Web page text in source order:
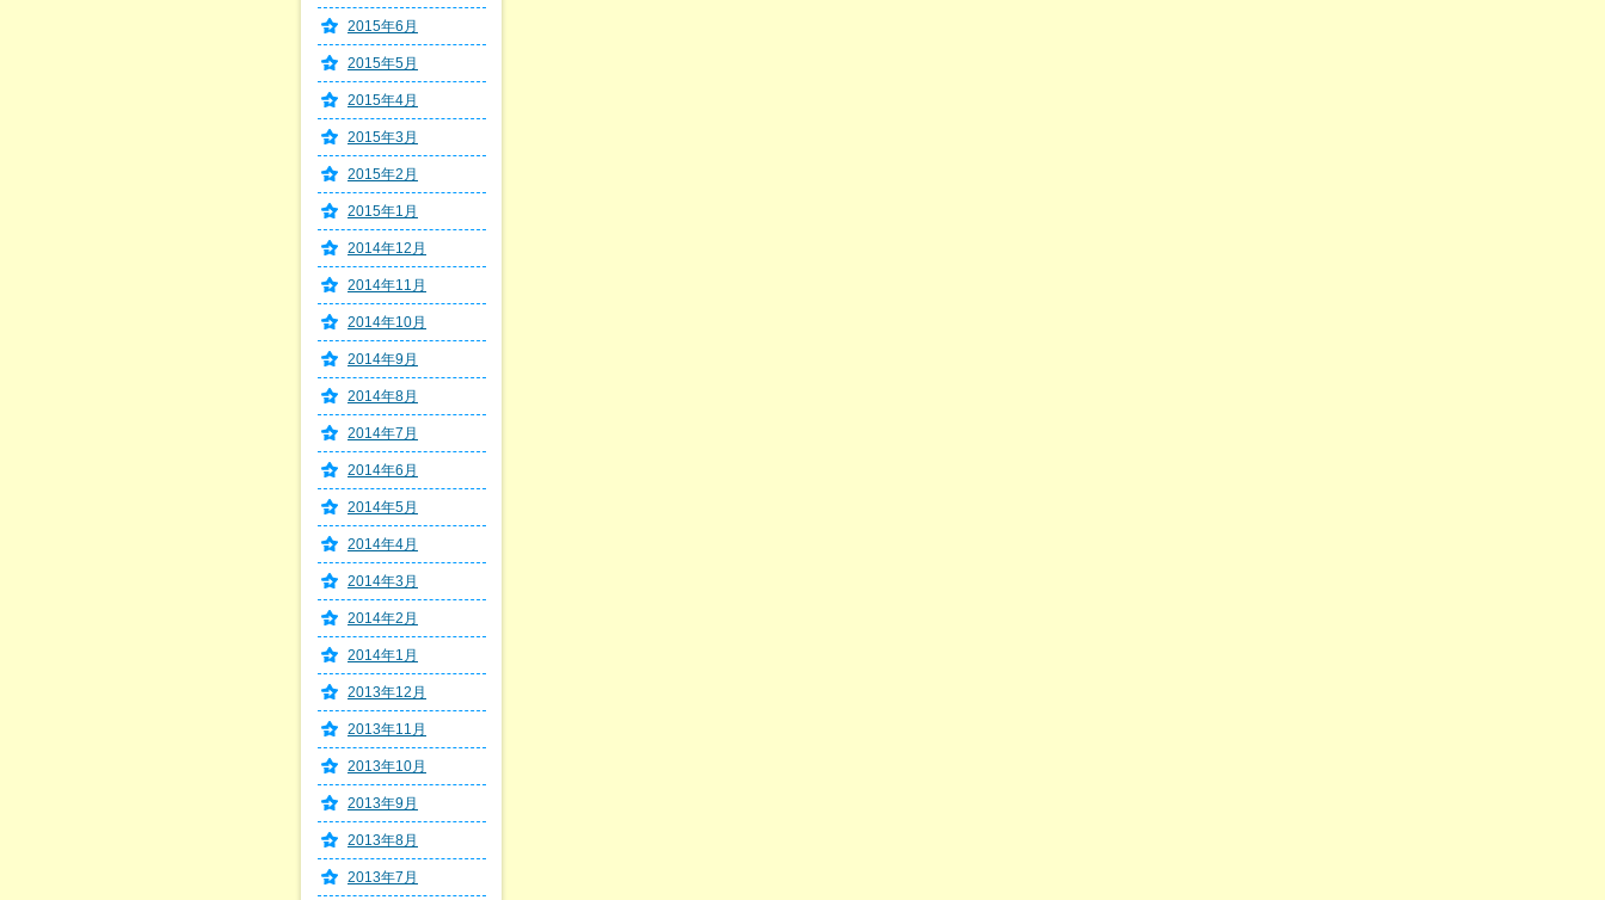
2015年6月
2015年5月
2015年4月
2015年3月
2015年2月
2015年1月
2014年12月
2014年11月
2014年10月
2014年9月
2014年8月
2014年7月
2014年6月
2014年5月
2014年4月
2014年3月
2014年2月
2014年1月
2013年12月
2013年11月
2013年10月
2013年9月
2013年8月
2013年7月